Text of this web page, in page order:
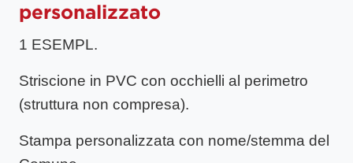
personalizzato
1 ESEMPL.
Striscione in PVC con occhielli al perimetro
(struttura non compresa).
Stampa personalizzata con nome/stemma del